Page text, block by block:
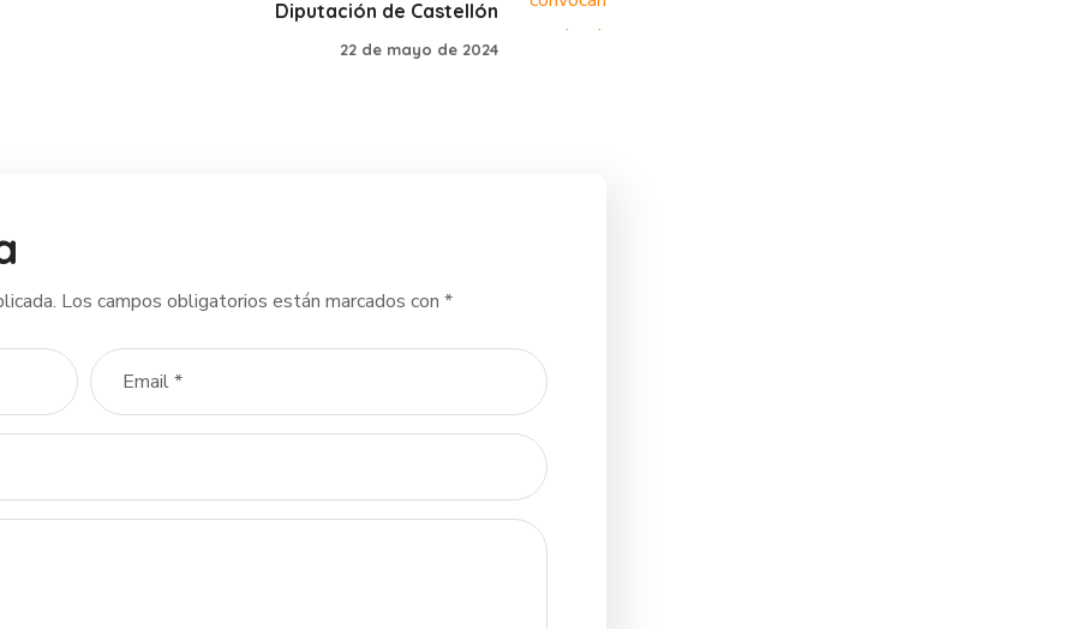
Diputación de Castellón
22 de mayo de 2024
Los campos obligatorios están marcados con *